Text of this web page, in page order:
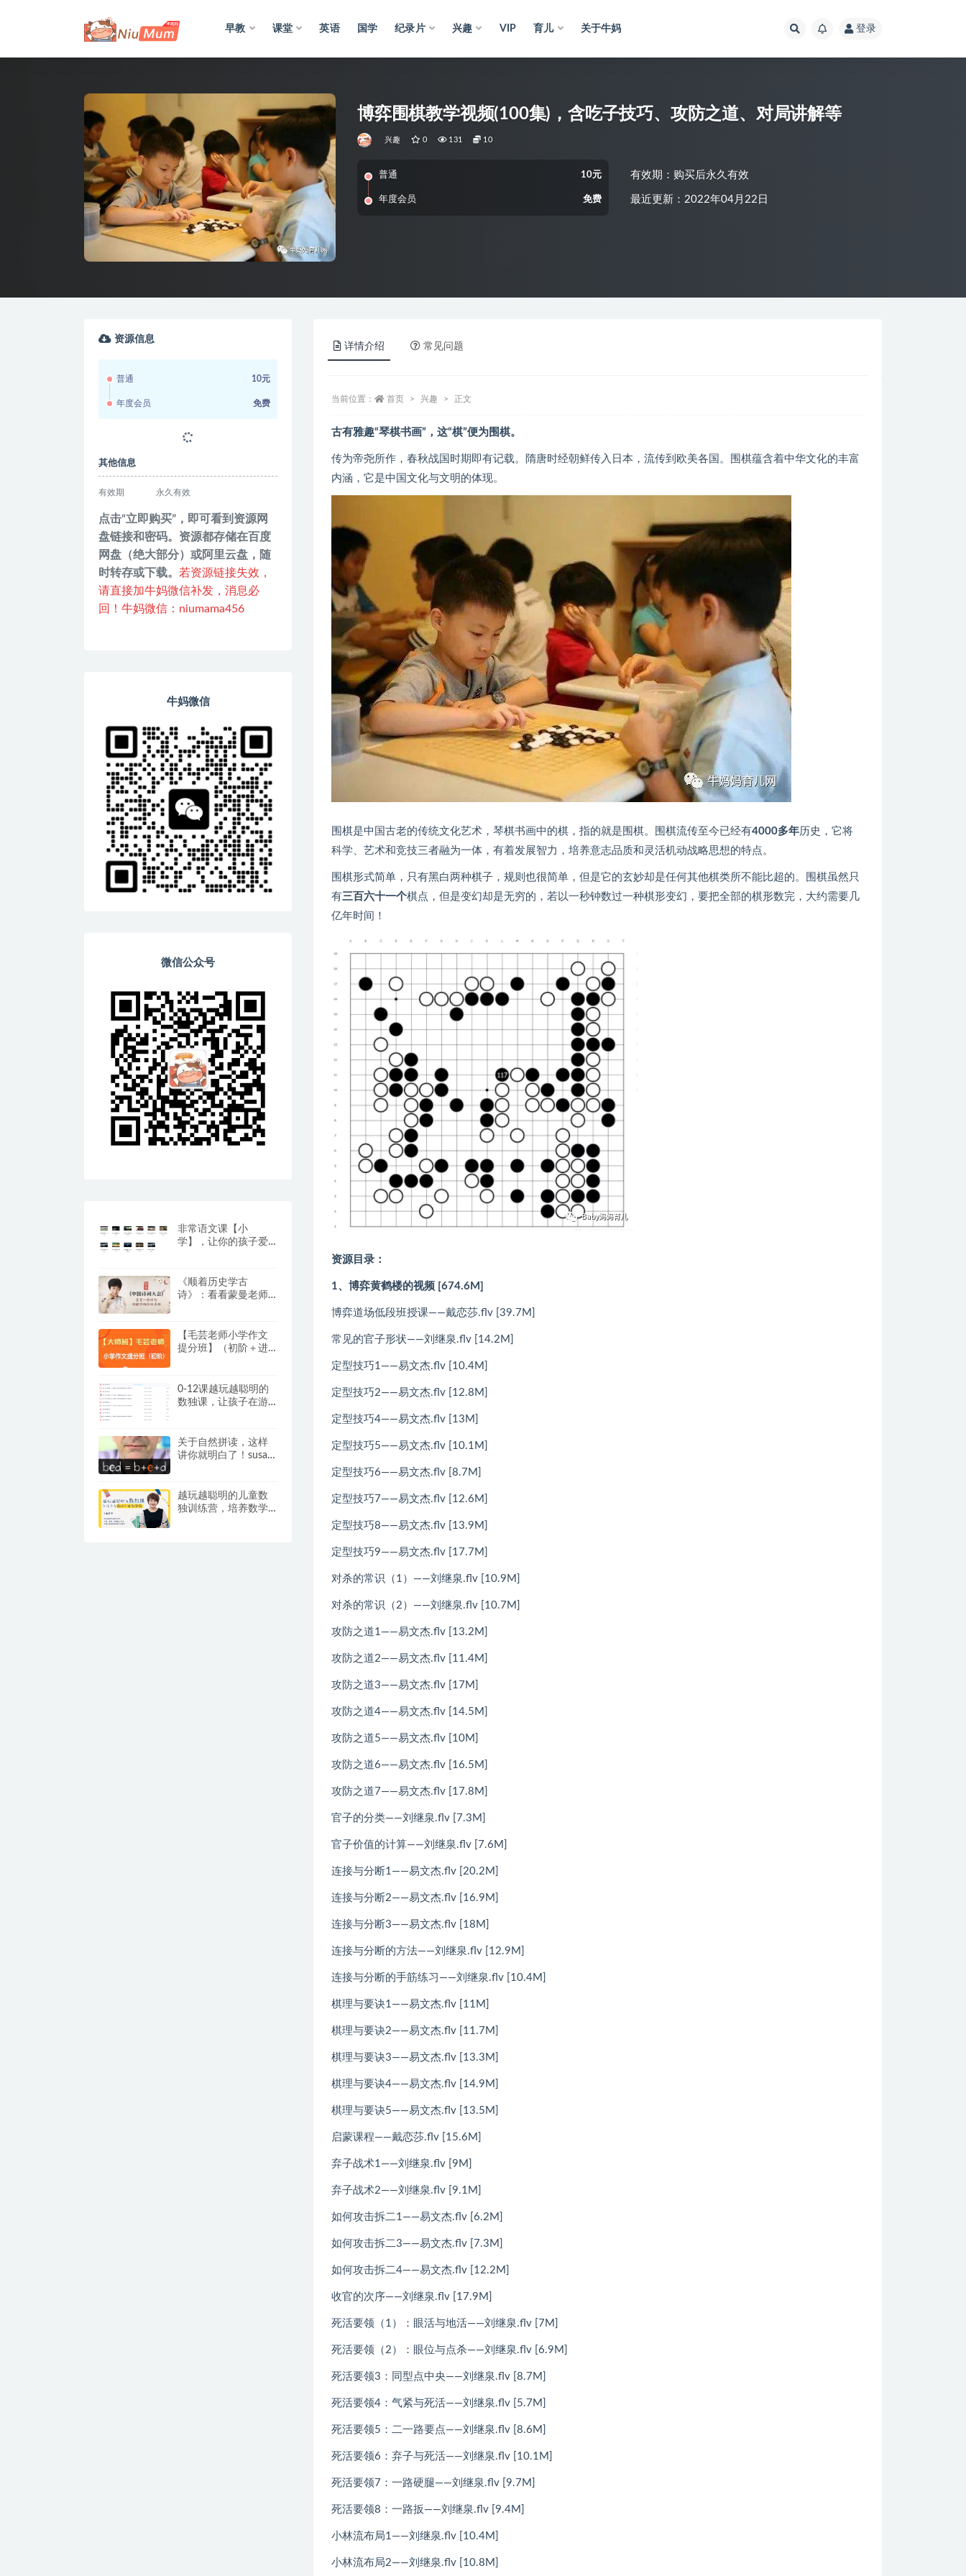
早教 课堂 英语 国学 纪录片 兴趣 VIP 育儿 关于牛妈 登录
博弈围棋教学视频(100集)，含吃子技巧、攻防之道、对局讲解等￼
兴趣 0 131 10
普通 10元
年度会员 免费
有效期：购买后永久有效
最近更新：2022年04月22日
详情介绍 常见问题
当前位置： 首页 兴趣 正文
古有雅趣“琴棋书画”，这“棋”便为围棋。
传为帝尧所作，春秋战国时期即有记载。隋唐时经朝鲜传入日本，流传到欧美各国。围棋蕴含着中华文化的丰富
内涵，它是中国文化与文明的体现。
围棋是中国古老的传统文化艺术，琴棋书画中的棋，指的就是围棋。围棋流传至今已经有4000多年历史，它将
科学、艺术和竞技三者融为一体，有着发展智力，培养意志品质和灵活机动战略思想的特点。
围棋形式简单，只有黑白两种棋子，规则也很简单，但是它的玄妙却是任何其他棋类所不能比超的。围棋虽然只
有三百六十一个棋点，但是变幻却是无穷的，若以一秒钟数过一种棋形变幻，要把全部的棋形数完，大约需要几
亿年时间！
资源目录：
1、博弈黄鹤楼的视频 [674.6M]
博弈道场低段班授课——戴恋莎.flv [39.7M]
常见的官子形状——刘继泉.flv [14.2M]
定型技巧1——易文杰.flv [10.4M]
定型技巧2——易文杰.flv [12.8M]
定型技巧4——易文杰.flv [13M]
定型技巧5——易文杰.flv [10.1M]
定型技巧6——易文杰.flv [8.7M]
定型技巧7——易文杰.flv [12.6M]
定型技巧8——易文杰.flv [13.9M]
定型技巧9——易文杰.flv [17.7M]
对杀的常识（1）——刘继泉.flv [10.9M]
对杀的常识（2）——刘继泉.flv [10.7M]
攻防之道1——易文杰.flv [13.2M]
攻防之道2——易文杰.flv [11.4M]
攻防之道3——易文杰.flv [17M]
攻防之道4——易文杰.flv [14.5M]
攻防之道5——易文杰.flv [10M]
攻防之道6——易文杰.flv [16.5M]
攻防之道7——易文杰.flv [17.8M]
官子的分类——刘继泉.flv [7.3M]
官子价值的计算——刘继泉.flv [7.6M]
连接与分断1——易文杰.flv [20.2M]
连接与分断2——易文杰.flv [16.9M]
连接与分断3——易文杰.flv [18M]
连接与分断的方法——刘继泉.flv [12.9M]
连接与分断的手筋练习——刘继泉.flv [10.4M]
棋理与要诀1——易文杰.flv [11M]
棋理与要诀2——易文杰.flv [11.7M]
棋理与要诀3——易文杰.flv [13.3M]
棋理与要诀4——易文杰.flv [14.9M]
棋理与要诀5——易文杰.flv [13.5M]
启蒙课程——戴恋莎.flv [15.6M]
弃子战术1——刘继泉.flv [9M]
弃子战术2——刘继泉.flv [9.1M]
如何攻击拆二1——易文杰.flv [6.2M]
如何攻击拆二3——易文杰.flv [7.3M]
如何攻击拆二4——易文杰.flv [12.2M]
收官的次序——刘继泉.flv [17.9M]
死活要领（1）：眼活与地活——刘继泉.flv [7M]
死活要领（2）：眼位与点杀——刘继泉.flv [6.9M]
死活要领3：同型点中央——刘继泉.flv [8.7M]
死活要领4：气紧与死活——刘继泉.flv [5.7M]
死活要领5：二一路要点——刘继泉.flv [8.6M]
死活要领6：弃子与死活——刘继泉.flv [10.1M]
死活要领7：一路硬腿——刘继泉.flv [9.7M]
死活要领8：一路扳——刘继泉.flv [9.4M]
小林流布局1——刘继泉.flv [10.4M]
小林流布局2——刘继泉.flv [10.8M]
资源信息
普通 10元
年度会员 免费
其他信息
有效期 永久有效
点击“立即购买”，即可看到资源网
盘链接和密码。资源都存储在百度
网盘（绝大部分）或阿里云盘，随
时转存或下载。 若资源链接失效，
请直接加牛妈微信补发，消息必
回！牛妈微信：niumama456
牛妈微信
微信公众号
非常语文课【小
学】，让你的孩子爱
《顺着历史学古
诗》：看看蒙曼老师
【毛芸老师小学作文
提分班】（初阶＋进
心打造
0-12课越玩越聪明的
数独课，让孩子在游
关于自然拼读，这样
讲你就明白了！susan
越玩越聪明的儿童数
独训练营，培养数学